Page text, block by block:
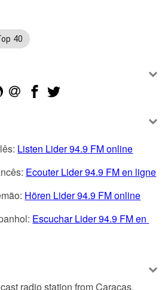
40
Listen Lider 94.9 FM online
Ecouter Lider 94.9 FM en ligne
Hören Lider 94.9 FM online
Escuchar Lider 94.9 FM en
radio station from Caracas,